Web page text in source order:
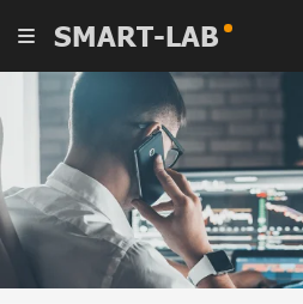
SMART-LAB